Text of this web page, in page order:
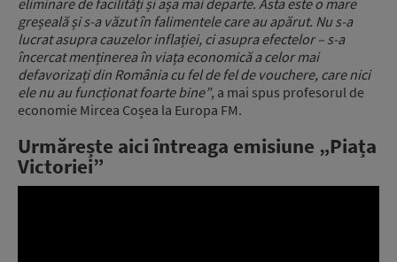
eliminare de facilități și așa mai departe. Asta este o mare
greșeală și s-a văzut în falimentele care au apărut. Nu s-a
lucrat asupra cauzelor inflației, ci asupra efectelor – s-a
încercat menținerea în viața economică a celor mai
defavorizați din România cu fel de fel de vouchere, care nici
ele nu au funcționat foarte bine”, a mai spus profesorul de
economie Mircea Coșea la Europa FM.
Urmărește aici întreaga emisiune „Piața
Victoriei”